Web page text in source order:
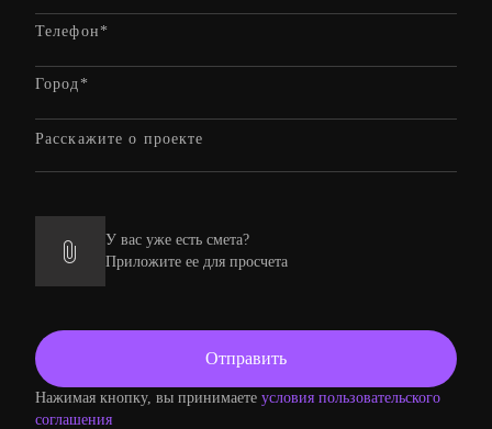
У вас уже есть смета?
Приложите ее для просчета
Нажимая кнопку, вы принимаете условия пользовательского
соглашения